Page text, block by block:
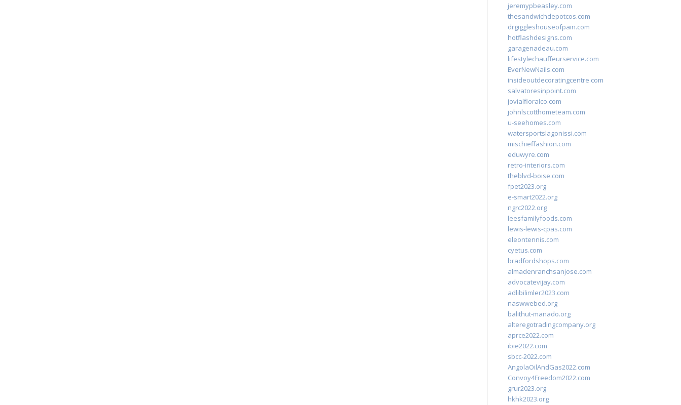
jeremypbeasley.com
thesandwichdepotcos.com
drgiggleshouseofpain.com
hotflashdesigns.com
garagenadeau.com
lifestylechauffeurservice.com
EverNewNails.com
insideoutdecoratingcentre.com
salvatoresinpoint.com
jovialfloralco.com
johnlscotthometeam.com
u-seehomes.com
watersportslagonissi.com
mischieffashion.com
eduwyre.com
retro-interiors.com
theblvd-boise.com
fpet2023.org
e-smart2022.org
ngrc2022.org
leesfamilyfoods.com
lewis-lewis-cpas.com
eleontennis.com
cyetus.com
bradfordshops.com
almadenranchsanjose.com
advocatevijay.com
adlibilimler2023.com
naswwebed.org
balithut-manado.org
alteregotradingcompany.org
aprce2022.com
ibie2022.com
sbcc-2022.com
AngolaOilAndGas2022.com
Convoy4Freedom2022.com
grur2023.org
hkhk2023.org